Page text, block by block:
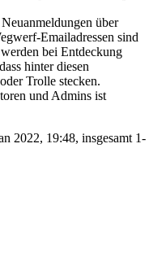
über
Emailadressen sind
bei Entdeckung
hinter diesen
Trolle stecken.
und Admins ist
2022, 19:48, insgesamt 1-